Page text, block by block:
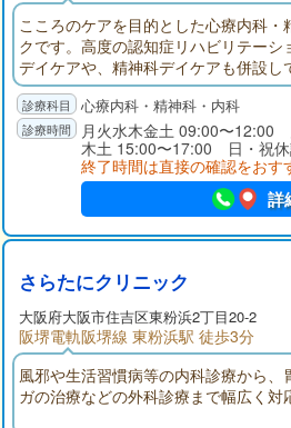
こころのケアを目的とした心療内科・
クです。高度の認知症リハビリテーシ
デイケアや、精神科デイケアも併設し
ンやイベントなどを通して、ご利用さ
がらお過ごし頂ける環境をご用意して
療や各種証明書の作成、自立支援助成
にご相談ください。
心療内科・精神科・内科
月火水木金土 09:00〜
木土 15:00〜17:00 日・祝
終了時間は直接の確認をおす
詳
さらたにクリニック
大阪府大阪市住吉区東粉浜2丁目20-2
阪堺電軌阪堺線 東粉浜駅 徒歩3分
風邪や生活習慣病等の内科診療から、
ガの治療などの外科診療まで幅広く対